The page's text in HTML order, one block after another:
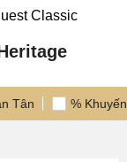
Classic
Tân %